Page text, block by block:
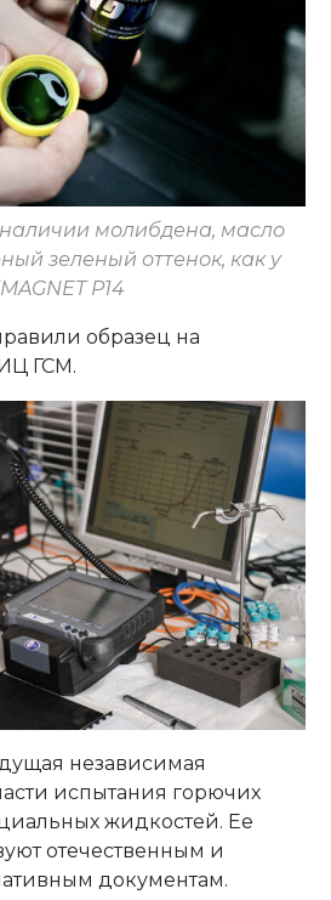
молибдена, масло
зеленый оттенок, как у
P14
образец на
ГСМ.
независимая
испытания горючих
жидкостей. Ее
отечественным и
документам.